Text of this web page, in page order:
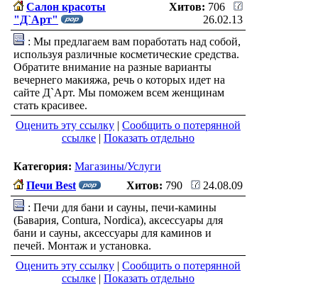
Салон красоты
"Д`Арт"
Хитов: 706
26.02.13
: Мы предлагаем вам поработать над собой,
используя различные косметические средства.
Обратите внимание на разные варианты
вечернего макияжа, речь о которых идет на
сайте Д`Арт. Мы поможем всем женщинам
стать красивее.
Оценить эту ссылку | Сообщить о потерянной
ссылке | Показать отдельно
Категория: Магазины/Услуги
Печи Best
Хитов: 790
24.08.09
: Печи для бани и сауны, печи-камины
(Бавария, Contura, Nordica), аксессуары для
бани и сауны, аксессуары для каминов и
печей. Монтаж и установка.
Оценить эту ссылку | Сообщить о потерянной
ссылке | Показать отдельно